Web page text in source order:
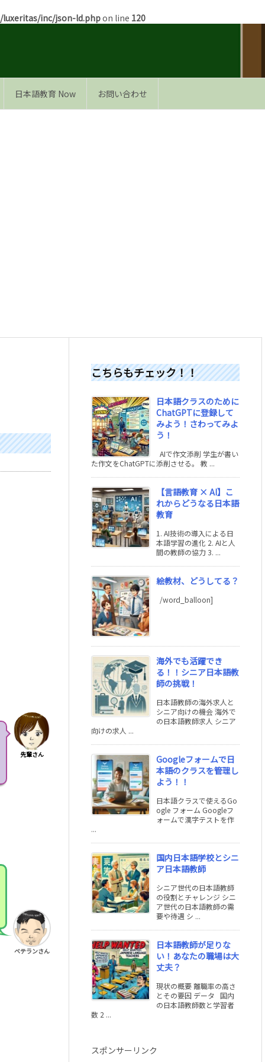
inc/json-ld.phpon line 120
日本語教育 Now お問い合わせ
先輩さん
ベテランさん
こちらもチェック！！
日本語クラスのために
ChatGPTに登録して
みよう！さわってみよ
う！
AIで作文添削 学生が書い
た作文をChatGPTに添削させる。 教 ...
【言語教育 × AI】こ
れからどうなる日本語
教育
1. AI技術の導入による日
本語学習の進化 2. AIと人
間の教師の協力 3. ...
絵教材、どうしてる？
/word_balloon]
海外でも活躍でき
る！！シニア日本語教
師の挑戦！
日本語教師の海外求人と
シニア向けの機会 海外で
の日本語教師求人 シニア
向けの求人 ...
Googleフォームで日
本語のクラスを管理し
よう！！
日本語クラスで使えるGo
ogle フォーム Googleフ
ォームで漢字テストを作
...
国内日本語学校とシニ
ア日本語教師
シニア世代の日本語教師
の役割とチャレンジ シニ
ア世代の日本語教師の需
要や待遇 シ ...
日本語教師が足りな
い！あなたの職場は大
丈夫？
現状の概要 離職率の高さ
とその要因 データ 国内
の日本語教師数と学習者
数 2 ...
スポンサーリンク